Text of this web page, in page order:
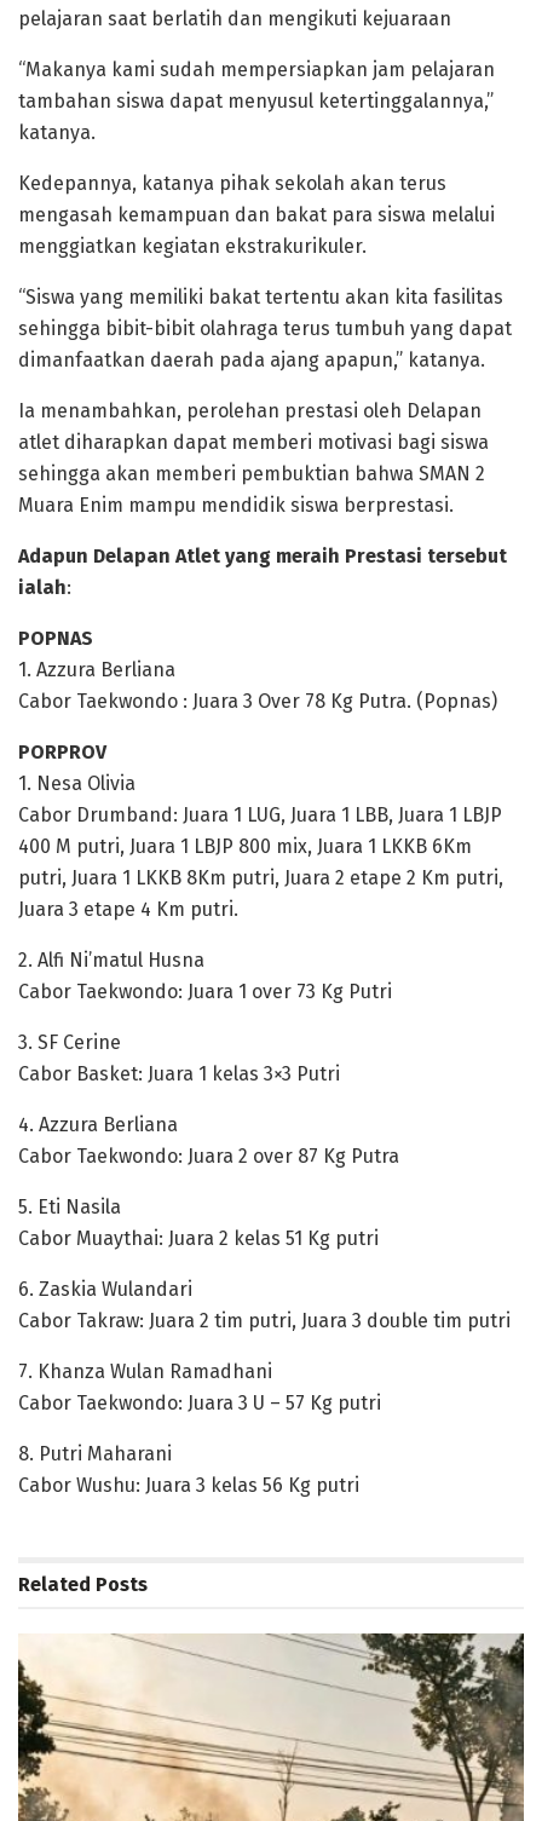
pelajaran saat berlatih dan mengikuti kejuaraan
“Makanya kami sudah mempersiapkan jam pelajaran
tambahan siswa dapat menyusul ketertinggalannya,”
katanya.
Kedepannya, katanya pihak sekolah akan terus
mengasah kemampuan dan bakat para siswa melalui
menggiatkan kegiatan ekstrakurikuler.
“Siswa yang memiliki bakat tertentu akan kita fasilitas
sehingga bibit-bibit olahraga terus tumbuh yang dapat
dimanfaatkan daerah pada ajang apapun,” katanya.
Ia menambahkan, perolehan prestasi oleh Delapan
atlet diharapkan dapat memberi motivasi bagi siswa
sehingga akan memberi pembuktian bahwa SMAN 2
Muara Enim mampu mendidik siswa berprestasi.
Adapun Delapan Atlet yang meraih Prestasi tersebut
ialah:
POPNAS
1. Azzura Berliana
Cabor Taekwondo : Juara 3 Over 78 Kg Putra. (Popnas)
PORPROV
1. Nesa Olivia
Cabor Drumband: Juara 1 LUG, Juara 1 LBB, Juara 1 LBJP
400 M putri, Juara 1 LBJP 800 mix, Juara 1 LKKB 6Km
putri, Juara 1 LKKB 8Km putri, Juara 2 etape 2 Km putri,
Juara 3 etape 4 Km putri.
2. Alfi Ni’matul Husna
Cabor Taekwondo: Juara 1 over 73 Kg Putri
3. SF Cerine
Cabor Basket: Juara 1 kelas 3×3 Putri
4. Azzura Berliana
Cabor Taekwondo: Juara 2 over 87 Kg Putra
5. Eti Nasila
Cabor Muaythai: Juara 2 kelas 51 Kg putri
6. Zaskia Wulandari
Cabor Takraw: Juara 2 tim putri, Juara 3 double tim putri
7. Khanza Wulan Ramadhani
Cabor Taekwondo: Juara 3 U – 57 Kg putri
8. Putri Maharani
Cabor Wushu: Juara 3 kelas 56 Kg putri
Related Posts